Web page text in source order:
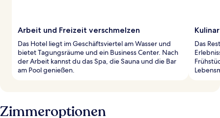
Arbeit und Freizeit verschmelzen
Das Hotel liegt im Geschäftsviertel am Wasser und
bietet Tagungsräume und ein Business Center. Nach
der Arbeit kannst du das Spa, die Sauna und die Bar
am Pool genießen.
Das
Zimmeroptionen